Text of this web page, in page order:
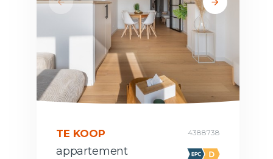
TE KOOP 4388738
appartement